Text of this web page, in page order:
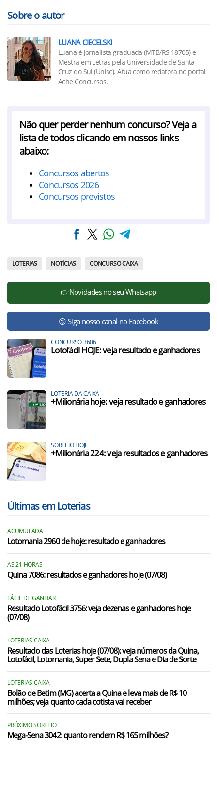
Sobre o autor
LUANA CIECELSKI
Luana é jornalista graduada (MTB/RS 18705) e
Mestra em Letras pela Universidade de Santa
Cruz do Sul (Unisc). Atua como redatora no portal
Ache Concursos.
Não quer perder nenhum concurso? Veja a
lista de todos clicando em nossos links
abaixo:
Concursos abertos
Concursos 2026
Concursos previstos
LOTERIAS NOTÍCIAS CONCURSO CAIXA
👉Novidades no seu Whatsapp
😉 Siga nosso canal no Facebook
CONCURSO 3606
Lotofácil HOJE: veja resultado e ganhadores
LOTERIA DA CAIXA
+Milionária hoje: veja resultado e ganhadores
SORTEIO HOJE
+Milionária 224: veja resultados e ganhadores
Últimas em Loterias
ACUMULADA
Lotomania 2960 de hoje: resultado e ganhadores
ÀS 21 HORAS
Quina 7086: resultados e ganhadores hoje (07/08)
FÁCIL DE GANHAR
Resultado Lotofácil 3756: veja dezenas e ganhadores hoje
(07/08)
LOTERIAS CAIXA
Resultado das Loterias hoje (07/08): veja números da Quina,
Lotofácil, Lotomania, Super Sete, Dupla Sena e Dia de Sorte
LOTERIAS CAIXA
Bolão de Betim (MG) acerta a Quina e leva mais de R$ 10
milhões; veja quanto cada cotista vai receber
PRÓXIMO SORTEIO
Mega-Sena 3042: quanto rendem R$ 165 milhões?